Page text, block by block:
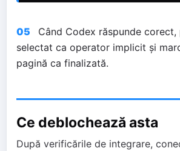
05
Când Codex răspunde
selectat ca operator implicit și
pagină ca finalizată.
Ce deblochează asta
După verificările de integrare,